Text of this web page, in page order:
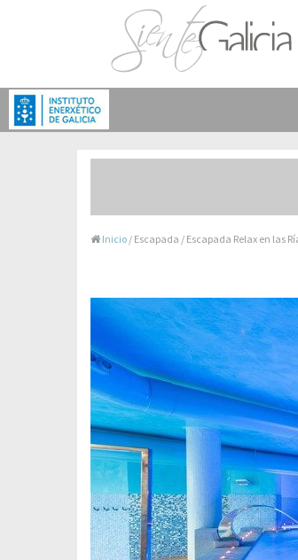
Inicio / Escapada / Escapada Relax en las